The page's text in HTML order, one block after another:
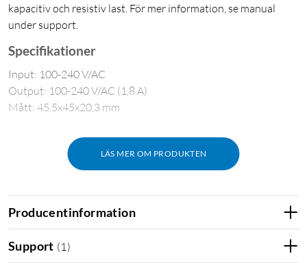
kapacitiv och resistiv last. För mer information, se manual
under support.
LÄS MER OM PRODUKTEN
Specifikationer
Input: 100-240 V/AC
Output: 100-240 V/AC (1,8 A)
Mått: 45,5x45x20,3 mm
Producentinformation
Support (1 )